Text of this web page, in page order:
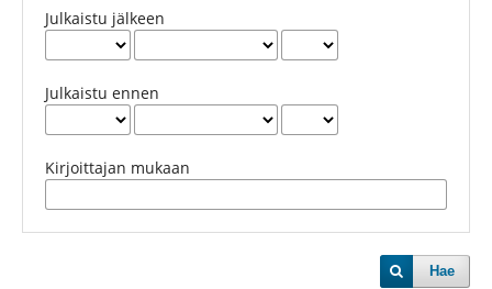
Julkaistu jälkeen
Julkaistu ennen
Kirjoittajan mukaan
Hae